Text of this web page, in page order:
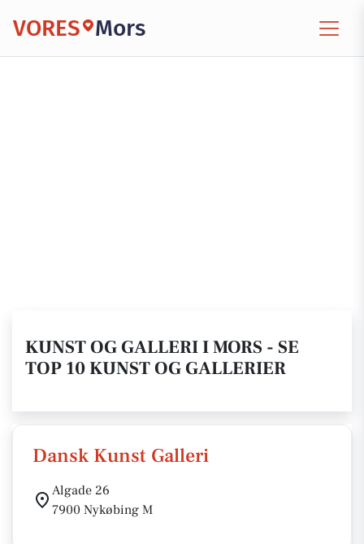
VORES Mors
KUNST OG GALLERI I MORS - SE
TOP 10 KUNST OG GALLERIER
Dansk Kunst Galleri
Algade 26
7900 Nykøbing M